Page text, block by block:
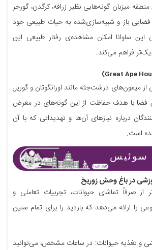
میزبان گونه‌هایی نظیر زرافه، کرگدن، گورخر
باز و شبیه‌سازی‌شده به حیات طبیعی خود
ساوانا امکان مشاهده‌ی رفتار طبیعی این
فراهم می‌کند.
میمون‌های درشت‌جثه مانند اورانگوتان و گوریل
فضا با هدف حفاظت از این گونه‌های در معرض
درباره نیازهای آن‌ها و تهدیداتی که با آن
است.
سوئیس
در باغ وحش زوریخ
صرفاً تماشای حیوانات، تجربیات تعاملی و
را ارائه می‌دهد که بازدید را برای تمام سنین
و تغذیه حیوانات: در ساعات مشخص، می‌توانید